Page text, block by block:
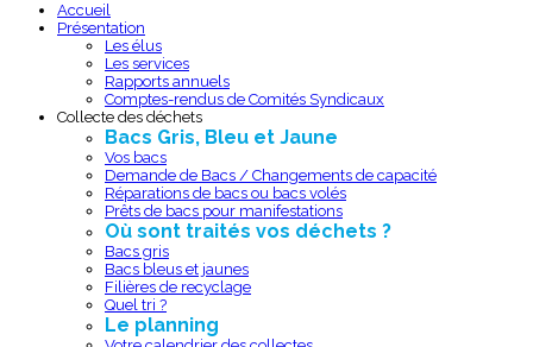
Accueil
Présentation
Les élus
Les services
Rapports annuels
Comptes-rendus de Comités Syndicaux
Collecte des déchets
Bacs Gris, Bleu et Jaune
Vos bacs
Demande de Bacs / Changements de capacité
Réparations de bacs ou bacs volés
Prêts de bacs pour manifestations
Où sont traités vos déchets ?
Bacs gris
Bacs bleus et jaunes
Filières de recyclage
Quel tri ?
Le planning